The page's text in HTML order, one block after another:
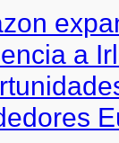
a